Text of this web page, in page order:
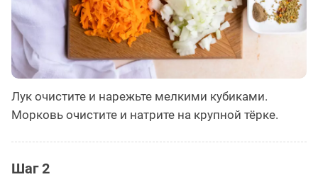
Лук очистите и нарежьте мелкими кубиками.
Морковь очистите и натрите на крупной тёрке.
Шаг 2